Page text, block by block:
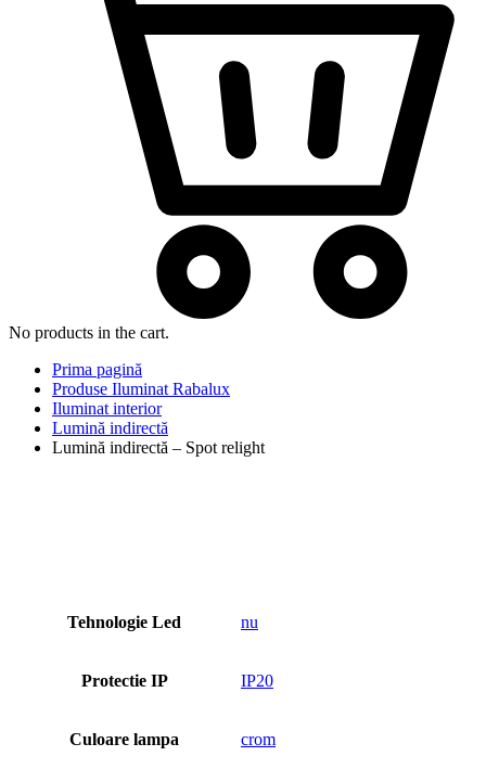
No products in the cart.
Prima pagină
Produse Iluminat Rabalux
Iluminat interior
Lumină indirectă
Lumină indirectă – Spot relight
Tehnologie Led nu
Protectie IP IP20
Culoare lampa crom